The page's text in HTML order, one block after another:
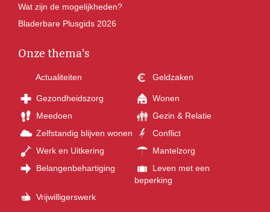
Wat zijn de mogelijkheden?
Bladerbare Plusgids 2026
Onze thema's
Actualiteiten Geldzaken
Gezondheidszorg
Wonen
Meedoen
Gezin & Relatie
Zelfstandig blijven wonen
Conflict
Werk en Uitkering
Mantelzorg
Belangenbehartiging
Leven met een
beperking
Vrijwilligerswerk